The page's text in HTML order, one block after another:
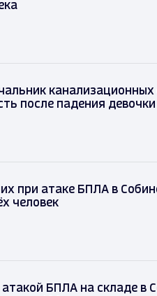
канализационных
после падения
при атаке БПЛА в
человек
БПЛА на складе в